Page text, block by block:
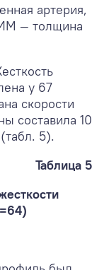
артерия,
— толщина
у 67
скорости
составила 10
5).
Таблица 5